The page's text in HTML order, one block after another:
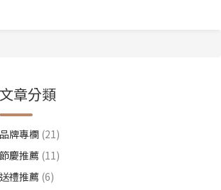
文章分類
品牌專欄 (21)
節慶推薦 (11)
送禮推薦 (6)